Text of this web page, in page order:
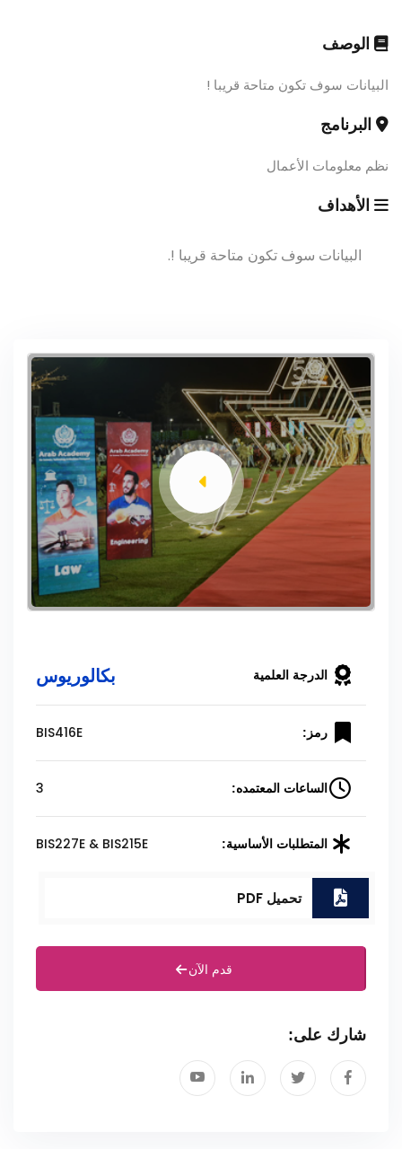
الوصف
البيانات سوف تكون متاحة قريبا !
البرنامج
نظم معلومات الأعمال
الأهداف
البيانات سوف تكون متاحة قريبا !.
الدرجة العلمية بكالوريوس
رمز: BIS416E
الساعات المعتمده: 3
المتطلبات الأساسية: BIS227E & BIS215E
تحميل PDF
قدم الآن
شارك على: